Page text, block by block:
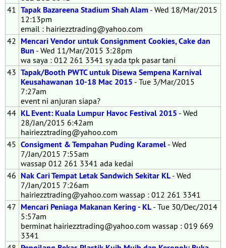
41 Tapak Bazareena Stadium Shah Alam - Wed 18/Mar/2015
12:13pm
email : hairiezztrading@yahoo.com
42 Mencari Vendor untuk Consignment Cookies, Cake dan
Bun - Wed 11/Mar/2015 3:28pm
wa saya : 012 261 3341 sy ada tpk pasar tani
43 Tapak/Booth PWTC untuk Disewa Sempena Karnival
Keusahawanan 10-18 Mac 2015 - Tue 3/Mar/2015
7:27am
event ni anjuran siapa?
44 KL Event: Kuala Lumpur Havoc Festival 2015 - Wed
28/Jan/2015 6:42am
hairiezztrading@yahoo.com
45 Consigment & Tempahan Puding Karamel - Wed
7/Jan/2015 7:55am
wassap 012 261 3341 ada kedai
46 Nak Cari Tempat Letak Sandwich Sekitar KL - Wed
7/Jan/2015 7:26am
hairiezztrading@yahoo.com wassap : 012 261 3341
47 Mencari Peniaga Makanan Kering - KL - Tue 30/Dec/2014
5:57am
berminat hairiezztrading@yahoo.com wassap : 019 669
3341